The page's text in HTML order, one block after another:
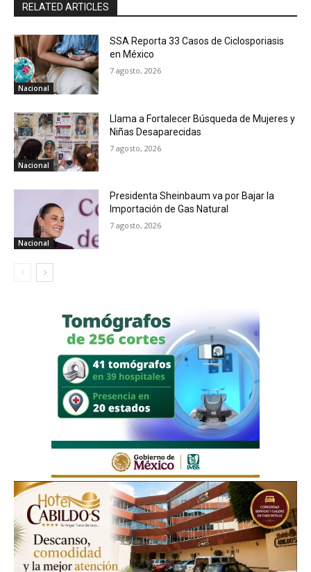
RELATED ARTICLES
Nacional
SSA Reporta 33 Casos de Ciclosporiasis
en México
7 agosto, 2026
Nacional
Llama a Fortalecer Búsqueda de Mujeres y
Niñas Desaparecidas
7 agosto, 2026
Nacional
Presidenta Sheinbaum va por Bajar la
Importación de Gas Natural
7 agosto, 2026